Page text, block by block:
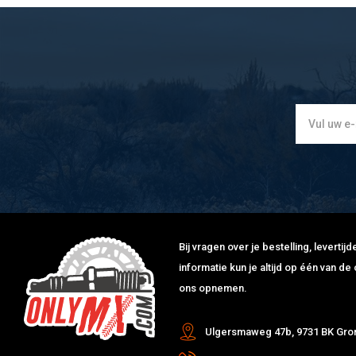
Bij vragen over je bestelling,
informatie kun je altijd op één van
ons opnemen.
Ulgersmaweg 47b, 9731 BK